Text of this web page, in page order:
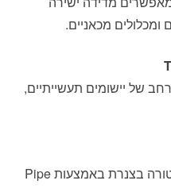
ומכלולים מכאניים.
של יישומים תעשייתיים,
חיישנים ייעודיים למדידת טמפרטורה בצנרת באמצעות Pipe